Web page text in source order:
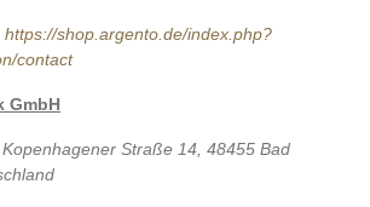
https://shop.argento.de/index.php?
contact
GmbH
Straße 14, 48455 Bad